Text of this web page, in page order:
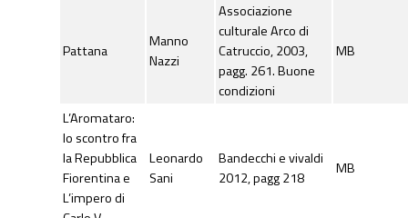
Pattana
Manno
Nazzi
Associazione
culturale Arco di
Catruccio, 2003,
pagg. 261. Buone
condizioni
MB
L’Aromataro:
lo scontro fra
la Repubblica
Fiorentina e
L’impero di
Leonardo
Sani
Bandecchi e vivaldi
2012, pagg 218
MB